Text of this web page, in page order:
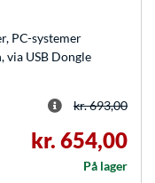
PC-systemer
via USB Dongle
kr. 693,00
kr. 654,00
På lager